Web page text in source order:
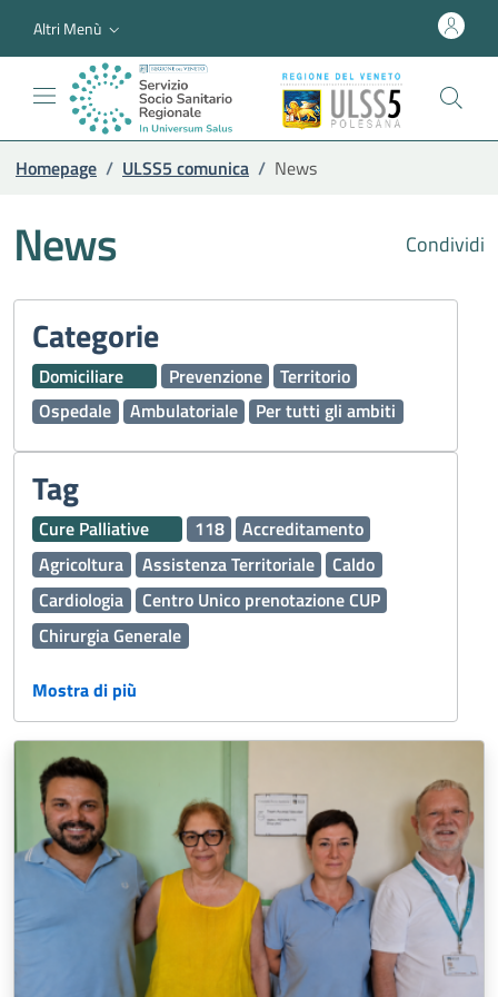
Altri Menù
Homepage / ULSS5 comunica / News
Condividi
News
Categorie
Domiciliare Prevenzione
Territorio
Ospedale
Ambulatoriale Per tutti gli ambiti
Tag
Cure Palliative 118
Accreditamento
Agricoltura
Assistenza Territoriale
Caldo
Cardiologia
Centro Unico prenotazione CUP
Chirurgia Generale
Dermatologia
Emergenza Sanitaria
Esenzioni
Fascicolo Sanitario Elettronico FSE
Ginecologia e Ostetricia
Igiene Alimenti
Inclusione
Laboratorio Analisi
Malattie
Malattie rare
Medicina Generale
Medicina generale
Medicina Trasfusionale
Medico Medicina Generale MMG
Nefrologia e Dialisi
Oculistica
Oncologia
Mostra di più